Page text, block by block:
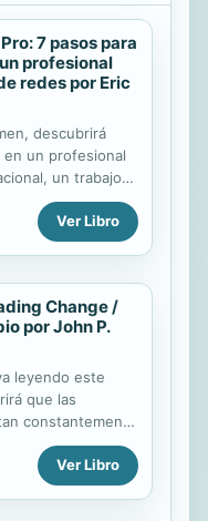
7 pasos para
profesional
redes por Eric
descubrirá
un profesional
un trabajo
se puede
respetan
preceptos
es una fuente
y personal;
se basa
sencilla y eficaz
y las
se pueden
de éxito el
de
como de los
esenciales el
Ver Libro
Change /
por John P.
leyendo este
que las
constantemente
Estos
fácilmente
John
Ver Libro